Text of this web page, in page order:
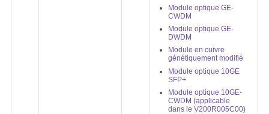
Module optique GE-
CWDM
Module optique GE-
DWDM
Module en cuivre
génétiquement modifié
Module optique 10GE
SFP+
Module optique 10GE-
CWDM (applicable
dans le V200R005C00)